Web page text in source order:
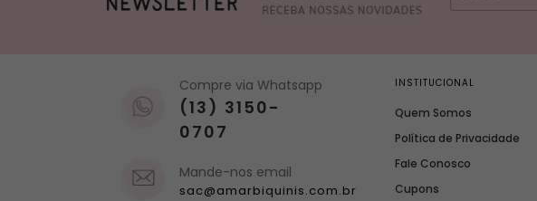
Compre via Whatsapp
(13) 3150-
0707
Mande-nos email
sac@amarbiquinis.com.br
INSTITUCIONAL
Quem Somos
Política de Privacidade
Fale Conosco
Cupons